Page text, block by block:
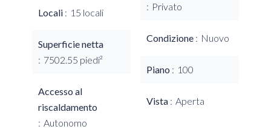
Locali 15 locali
Superficie netta
7502.55 piedi²
Accesso al
riscaldamento
Autonomo
Privato
Condizione Nuovo
Piano 100
Vista Aperta